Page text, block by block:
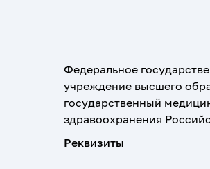
Федеральное
учреждение высшего
государственный
здравоохранения
Реквизиты